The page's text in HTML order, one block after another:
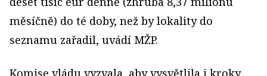
měsíčně) do té doby, než by lokality do
seznamu zařadil, uvádí MŽP.
Komise vládu vyzvala, aby vysvětlila i kroky,